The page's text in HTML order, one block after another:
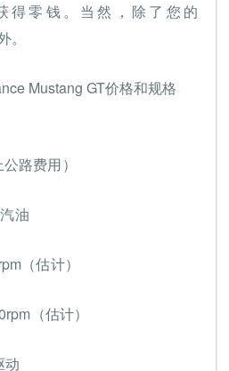
得零钱。当然，除了您的
Mustang GT价格和规格
路费用）
油
（估计）
（估计）
动